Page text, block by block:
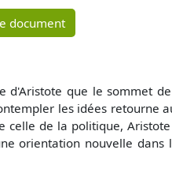
document
d'Aristote que le sommet
les idées retourne
celle de la politique,
orientation nouvelle